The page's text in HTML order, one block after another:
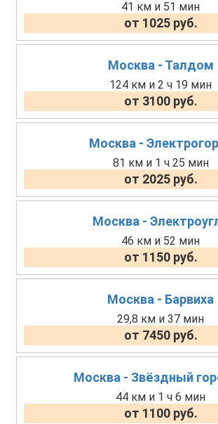
41 км и 51 мин
от 1025 руб.
Москва - Талдом
124 км и 2 ч 19 мин
от 3100 руб.
Москва -
81 км и 1 ч 25 мин
от 2025 руб.
Москва -
46 км и 52 мин
от 1150 руб.
Москва - Барвиха
29,8 км и 37 мин
от 7450 руб.
Москва - Звёздный
44 км и 1 ч 6 мин
от 1100 руб.